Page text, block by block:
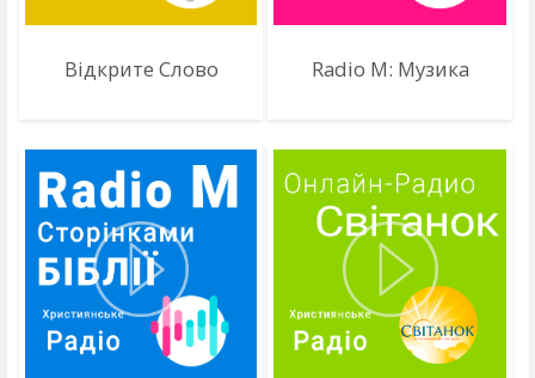
Відкрите Слово Radio M: Музика